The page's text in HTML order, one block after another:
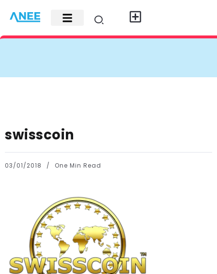
swisscoin
03/01/2018 One Min Read